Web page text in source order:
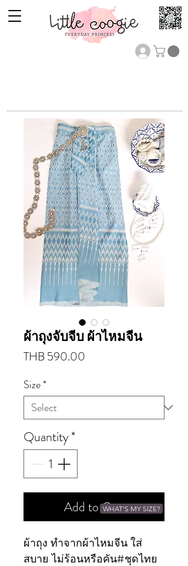
ผ้าถุงจับจีบ ผ้าไหมจีน
THB 590.00
Size*
Quantity*
Add to Cart
ผ้าถุง ทำจากผ้าไหมจีน ใส่
สบาย ไม่ร้อนหรือคัน#ชุดไทย
WHAT'S MY SIZE?